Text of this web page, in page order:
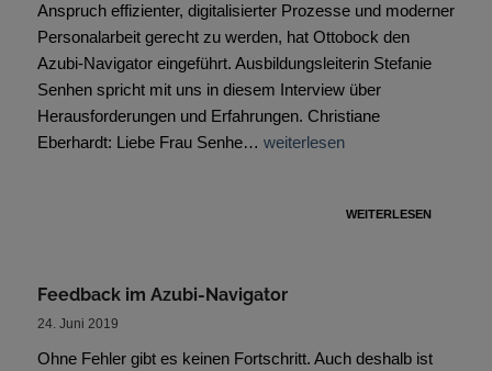
Anspruch effizienter, digitalisierter Prozesse und moderner
Personalarbeit gerecht zu werden, hat Ottobock den
Azubi-Navigator eingeführt. Ausbildungsleiterin Stefanie
Senhen spricht mit uns in diesem Interview über
Herausforderungen und Erfahrungen. Christiane
Eberhardt: Liebe Frau Senhe… weiterlesen
WEITERLESEN
Feedback im Azubi-Navigator
24. Juni 2019
Ohne Fehler gibt es keinen Fortschritt. Auch deshalb ist